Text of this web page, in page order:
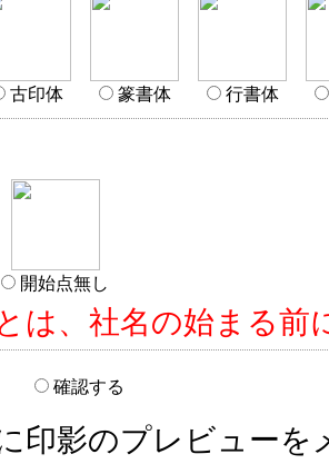
古印体 篆書体 行書体
開始点無し
は、社名の始まる前
確認する
印影のプレビューを